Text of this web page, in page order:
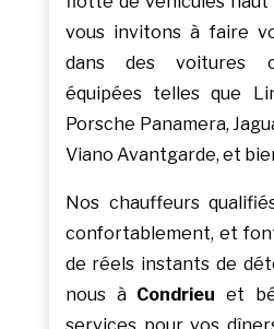
vous invitons à faire
dans des voitures
équipées telles que
Porsche Panamera,
Viano Avantgarde, et
Nos chauffeurs
confortablement, et
de réels instants de
nous à Condrieu et